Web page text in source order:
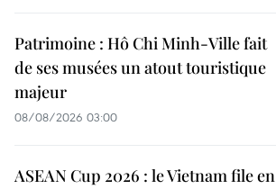
Patrimoine : Hô Chi Minh-Ville fait
de ses musées un atout touristique
majeur
08/08/2026 03:00
ASEAN Cup 2026 : le Vietnam file en